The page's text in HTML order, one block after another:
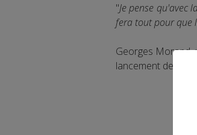
"Je pense qu'avec
fera tout pour que
Georges Morand,
lancement des